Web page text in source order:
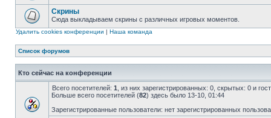
Скрины
Сюда выкладываем скрины с различных игровых моментов.
Удалить cookies конференции | Наша команда
Список форумов
Кто сейчас на конференции
Всего посетителей: 1 , из них зарегистрированных: 0, скрытых: 0 и
Больше всего посетителей (82) здесь было 13-10, 01:44
Зарегистрированные пользователи: нет зарегистрированных